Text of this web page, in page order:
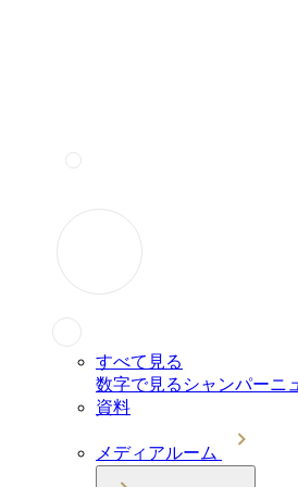
すべて見る
数字で見るシャンパーニュ
資料
メディアルーム